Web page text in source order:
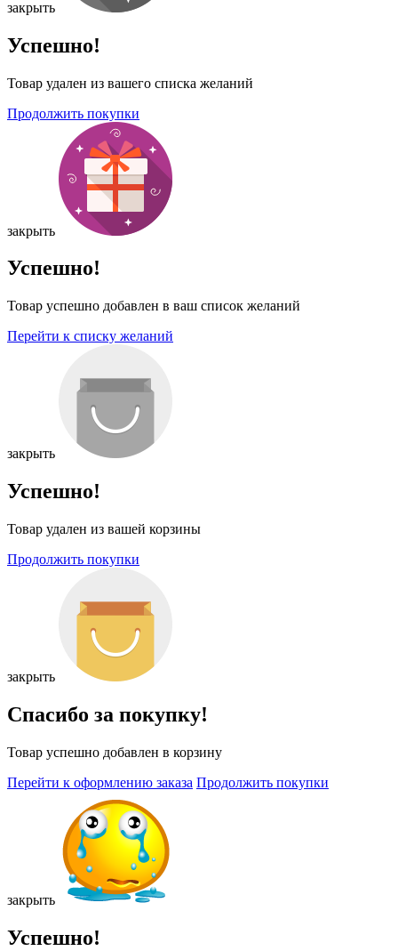
закрыть
Успешно!
Товар удален из вашего списка желаний
Продолжить покупки
закрыть
Успешно!
Товар успешно добавлен в ваш список желаний
Перейти к списку желаний
закрыть
Успешно!
Товар удален из вашей корзины
Продолжить покупки
закрыть
Спасибо за покупку!
Товар успешно добавлен в корзину
Перейти к оформлению заказа Продолжить покупки
закрыть
Успешно!